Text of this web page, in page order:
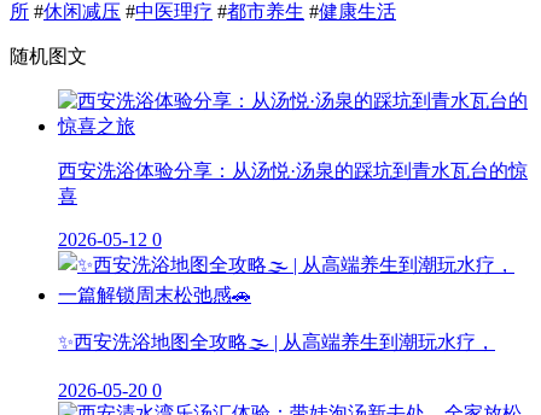
所 #休闲减压 #中医理疗 #都市养生 #健康生活
随机图文
西安洗浴体验分享：从汤悦·汤泉的踩坑到青水瓦台的惊
喜
2026-05-12 0
✨西安洗浴地图全攻略🌫️ | 从高端养生到潮玩水疗，
2026-05-20 0